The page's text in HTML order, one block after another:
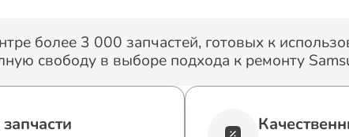
от 60 минут
более 3 000 запчастей, готовых к
свободу в выборе подхода к ремонту